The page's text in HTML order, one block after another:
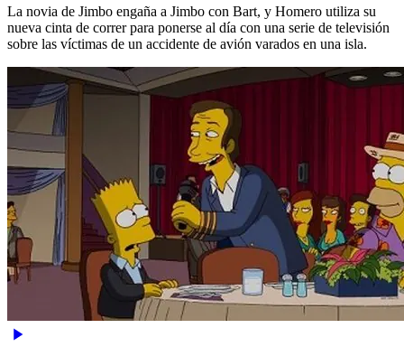
La novia de Jimbo engaña a Jimbo con Bart, y Homero utiliza su
nueva cinta de correr para ponerse al día con una serie de televisión
sobre las víctimas de un accidente de avión varados en una isla.